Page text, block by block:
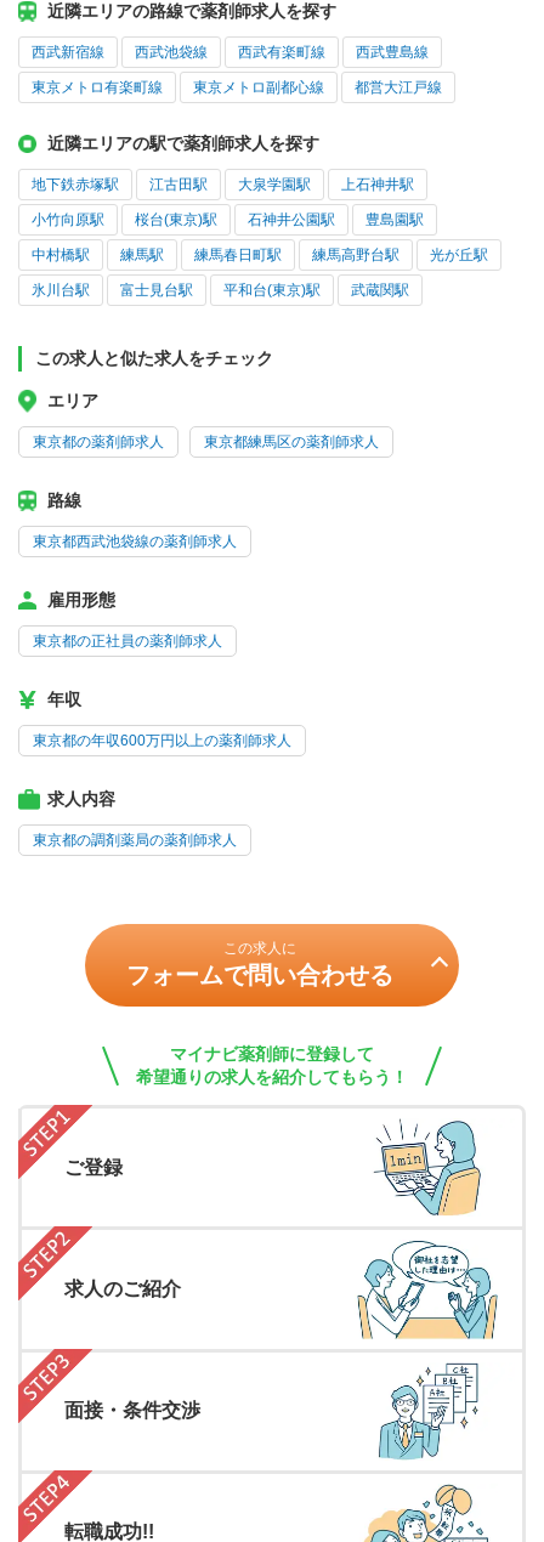
近隣エリアの路線で薬剤師求人を探す
西武新宿線 西武池袋線 西武有楽町線 西武豊島線
東京メトロ有楽町線 東京メトロ副都心線 都営大江戸線
近隣エリアの駅で薬剤師求人を探す
地下鉄赤塚駅 江古田駅 大泉学園駅 上石神井駅
小竹向原駅 桜台(東京)駅 石神井公園駅 豊島園駅
中村橋駅 練馬駅 練馬春日町駅 練馬高野台駅 光が丘駅
氷川台駅 富士見台駅 平和台(東京)駅 武蔵関駅
この求人と似た求人をチェック
エリア
東京都の薬剤師求人 東京都練馬区の薬剤師求人
路線
東京都西武池袋線の薬剤師求人
雇用形態
東京都の正社員の薬剤師求人
年収
東京都の年収600万円以上の薬剤師求人
求人内容
東京都の調剤薬局の薬剤師求人
この求人に
フォームで問い合わせる
マイナビ薬剤師に登録して
希望通りの求人を紹介してもらう！
ご登録
求人のご紹介
面接・条件交渉
転職成功!!